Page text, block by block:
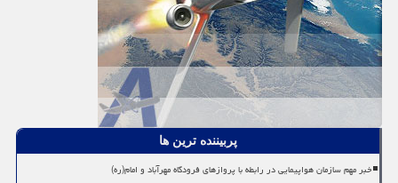
پربیننده ترین ها
خبر مهم سازمان هواپیمایی در رابطه با پروازهای فرودگاه مهرآباد و امام(ره)